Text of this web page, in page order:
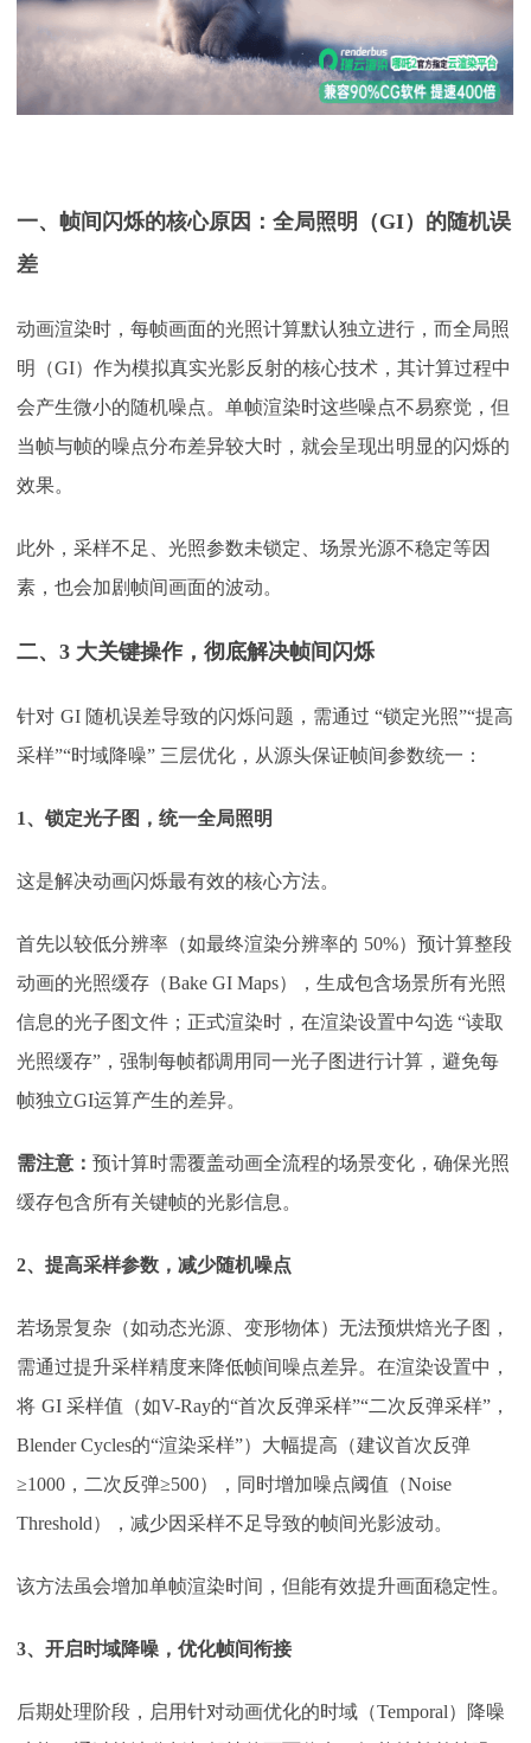
一、帧间闪烁的核心原因：全局照明（GI）的随机误
差​
动画渲染时，每帧画面的光照计算默认独立进行，而全局照
明（GI）作为模拟真实光影反射的核心技术，其计算过程中
会产生微小的随机噪点。单帧渲染时这些噪点不易察觉，但
当帧与帧的噪点分布差异较大时，就会呈现出明显的闪烁的
效果。
此外，采样不足、光照参数未锁定、场景光源不稳定等因
素，也会加剧帧间画面的波动。
二、 3 大关键操作，彻底解决帧间闪烁​
针对 GI 随机误差导致的闪烁问题，需通过 “锁定光照”“提高
采样”“时域降噪” 三层优化，从源头保证帧间参数统一：​
1、 锁定光子图，统一全局照明
这是解决动画闪烁最有效的核心方法。
首先以较低分辨率（如最终渲染分辨率的 50%）预计算整段
动画的光照缓存（Bake GI Maps），生成包含场景所有光照
信息的光子图文件；正式渲染时，在渲染设置中勾选 “读取
光照缓存”，强制每帧都调用同一光子图进行计算，避免每
帧独立GI运算产生的差异。
需注意： 预计算时需覆盖动画全流程的场景变化，确保光照
缓存包含所有关键帧的光影信息。
2、 提高采样参数，减少随机噪点
若场景复杂（如动态光源、变形物体）无法预烘焙光子图，
需通过提升采样精度来降低帧间噪点差异。在渲染设置中，
将 GI 采样值（如V-Ray的“首次反弹采样”“二次反弹采样”，
Blender Cycles的“渲染采样”）大幅提高（建议首次反弹
≥1000，二次反弹≥500），同时增加噪点阈值（Noise
Threshold），减少因采样不足导致的帧间光影波动。
该方法虽会增加单帧渲染时间，但能有效提升画面稳定性。
3、 开启时域降噪，优化帧间衔接
后期处理阶段，启用针对动画优化的时域（Temporal）降噪